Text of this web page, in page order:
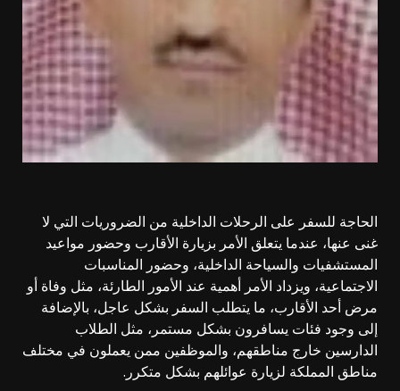
الحاجة للسفر على الرحلات الداخلية من الضروريات التي لا
غنى عنها، عندما يتعلق الأمر بزيارة الأقارب وحضور مواعيد
المستشفيات والسياحة الداخلية، وحضور المناسبات
الاجتماعية، ويزداد الأمر أهمية عند الأمور الطارئة، مثل وفاة أو
مرض أحد الأقارب، ما يتطلب السفر بشكل عاجل، بالإضافة
إلى وجود فئات يسافرون بشكل مستمر، مثل الطلاب
الدارسين خارج مناطقهم، والموظفين ممن يعملون في مختلف
مناطق المملكة لزيارة عوائلهم بشكل متكرر.